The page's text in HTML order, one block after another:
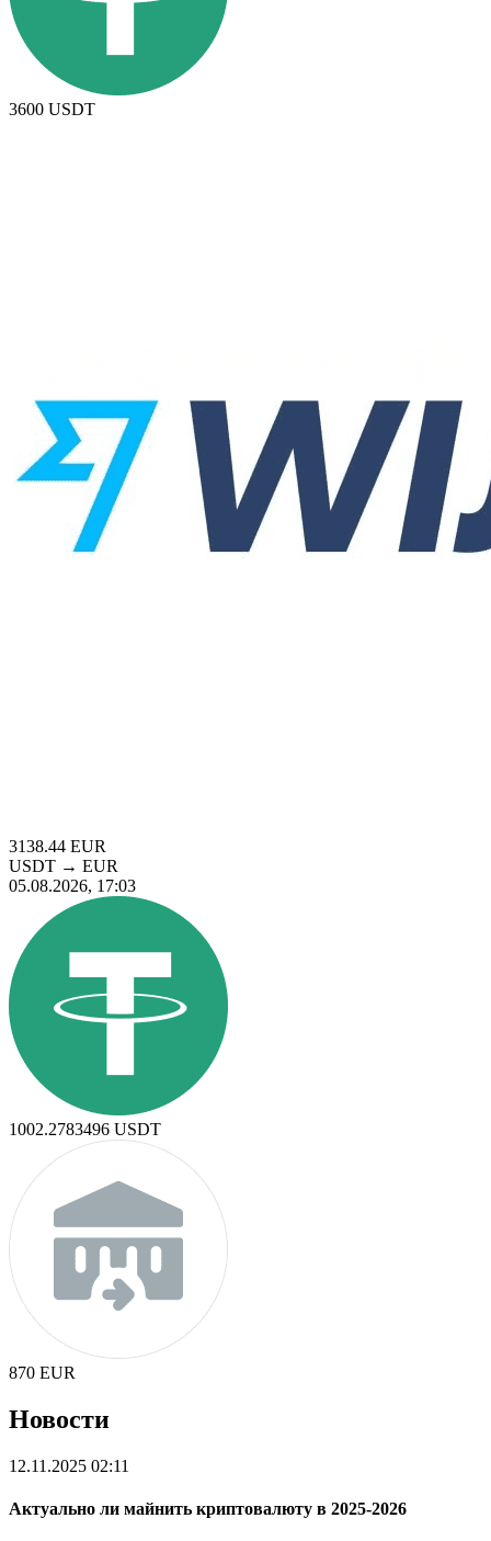
3600 USDT
3138.44 EUR
USDT → EUR
05.08.2026, 17:03
1002.2783496 USDT
870 EUR
Новости
12.11.2025 02:11
Актуально ли майнить криптовалюту в 2025-2026